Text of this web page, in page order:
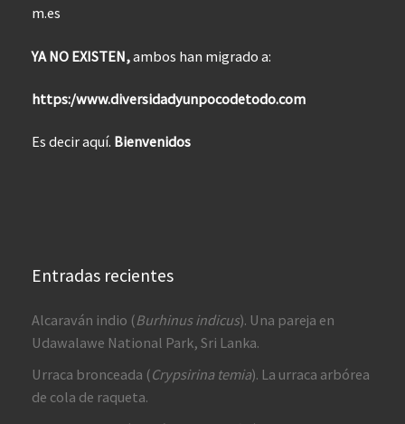
m.es
YA NO EXISTEN,ambos han migrado a:
https:/www.diversidadyunpocodetodo.com
Es decir aquí. Bienvenidos
Entradas recientes
Alcaraván indio (Burhinus indicus). Una pareja en
Udawalawe National Park, Sri Lanka.
Urraca bronceada (Crypsirina temia). La urraca arbórea
de cola de raqueta.